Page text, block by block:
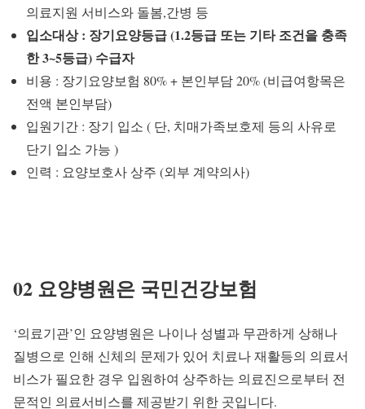
의료지원 서비스와 돌봄,간병 등
입소대상 : 장기요양등급 (1.2등급 또는 기타 조건을 충족
한 3~5등급) 수급자
비용 : 장기요양보험 80% + 본인부담 20% (비급여항목은
전액 본인부담)
입원기간 : 장기 입소 ( 단, 치매가족보호제 등의 사유로
단기 입소 가능 )
인력 : 요양보호사 상주 (외부 계약의사)
02 요양병원은 국민건강보험
‘의료기관’인 요양병원은 나이나 성별과 무관하게 상해나
질병으로 인해 신체의 문제가 있어 치료나 재활등의 의료서
비스가 필요한 경우 입원하여 상주하는 의료진으로부터 전
문적인 의료서비스를 제공받기 위한 곳입니다.